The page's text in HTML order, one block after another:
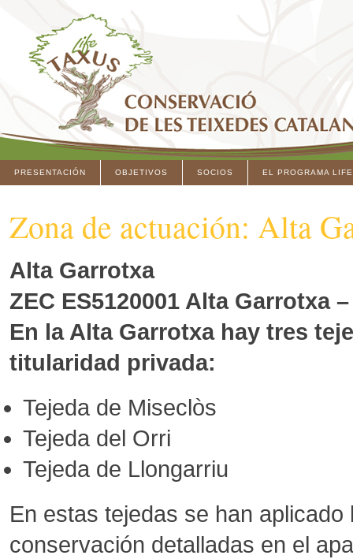
PRESENTACIÓN OBJETIVOS SOCIOS EL PROGRAMA LIFE
Zona de actuación: Alta
Alta Garrotxa
ZEC ES5120001 Alta Garrotxa
En la Alta Garrotxa hay tres
titularidad privada:
Tejeda de Miseclòs
Tejeda del Orri
Tejeda de Llongarriu
En estas tejedas se han
conservación detalladas en el